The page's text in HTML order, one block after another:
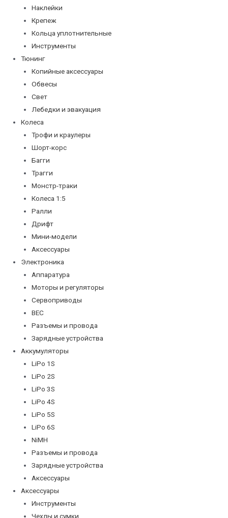
Наклейки
Крепеж
Кольца уплотнительные
Инструменты
Тюнинг
Копийные аксессуары
Обвесы
Свет
Лебедки и эвакуация
Колеса
Трофи и краулеры
Шорт-корс
Багги
Трагги
Монстр-траки
Колеса 1:5
Ралли
Дрифт
Мини-модели
Аксессуары
Электроника
Аппаратура
Моторы и регуляторы
Сервоприводы
BEC
Разъемы и провода
Зарядные устройства
Аккумуляторы
LiPo 1S
LiPo 2S
LiPo 3S
LiPo 4S
LiPo 5S
LiPo 6S
NiMH
Разъемы и провода
Зарядные устройства
Аксессуары
Аксессуары
Инструменты
Чехлы и сумки